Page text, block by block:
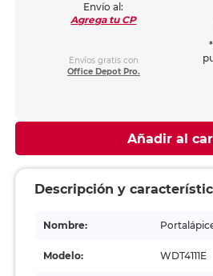
Envío al:
Agrega tu CP
Envíos gratis con
Office Depot Pro.
Añadir al
Descripción y
Nombre:
Modelo: WDT4111E